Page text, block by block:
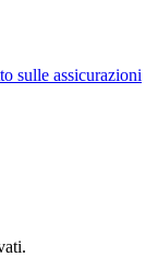
sulle assicurazioni